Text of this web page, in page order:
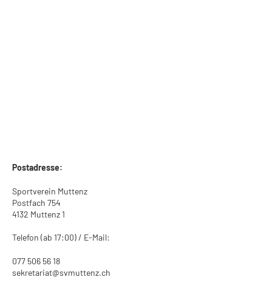
Postadresse:
Sportverein Muttenz
Postfach 754
4132 Muttenz 1
Telefon (ab 17:00) / E-Mail:
077 506 56 18
sekretariat@svmuttenz.ch